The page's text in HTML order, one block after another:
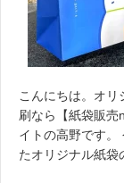
こんにちは。オ
刷なら【紙袋販売
イトの高野です。
たオリジナル紙